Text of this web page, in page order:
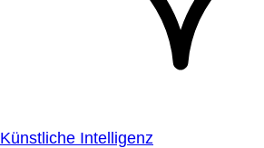
Künstliche Intelligenz